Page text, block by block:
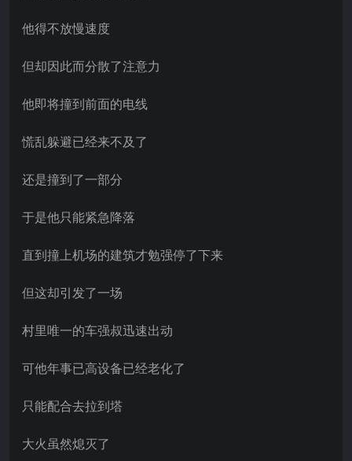
他得不放慢速度
但却因此而分散了注意力
他即将撞到前面的电线
慌乱躲避已经来不及了
还是撞到了一部分
于是他只能紧急降落
直到撞上机场的建筑才勉强停了下来
但这却引发了一场
村里唯一的车强叔迅速出动
可他年事已高设备已经老化了
只能配合去拉到塔
大火虽然熄灭了